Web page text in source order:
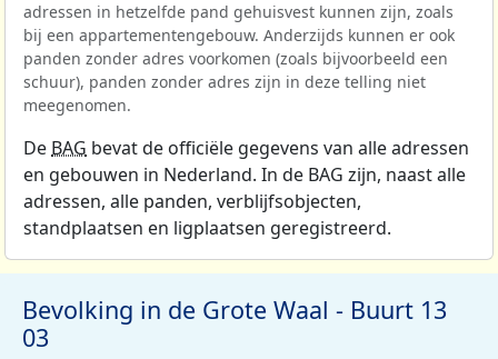
adressen in hetzelfde pand gehuisvest kunnen zijn, zoals
bij een appartementengebouw. Anderzijds kunnen er ook
panden zonder adres voorkomen (zoals bijvoorbeeld een
schuur), panden zonder adres zijn in deze telling niet
meegenomen.
De BAG bevat de officiële gegevens van alle adressen
en gebouwen in Nederland. In de BAG zijn, naast alle
adressen, alle panden, verblijfsobjecten,
standplaatsen en ligplaatsen geregistreerd.
Bevolking in de Grote Waal - Buurt 13
03